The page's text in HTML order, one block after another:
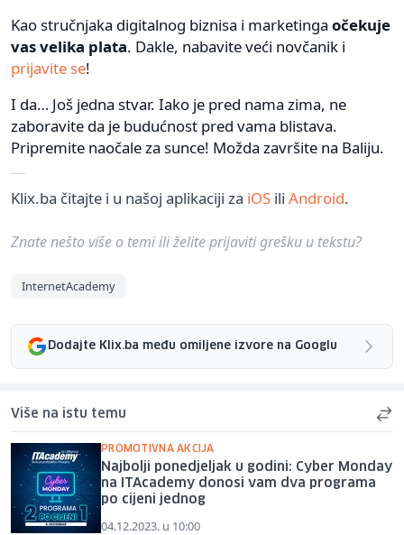
Kao stručnjaka digitalnog biznisa i marketinga očekuje
vas velika plata. Dakle, nabavite veći novčanik i
prijavite se!
I da… Još jedna stvar. Iako je pred nama zima, ne
zaboravite da je budućnost pred vama blistava.
Pripremite naočale za sunce! Možda završite na Baliju.
Klix.ba čitajte i u našoj aplikaciji za iOS ili Android.
Znate nešto više o temi ili želite prijaviti grešku u tekstu?
InternetAcademy
Dodajte Klix.ba među omiljene izvore na Googlu
Više na istu temu
PROMOTIVNA AKCIJA
Najbolji ponedjeljak u godini: Cyber Monday
na ITAcademy donosi vam dva programa
po cijeni jednog
04.12.2023. u 10:00